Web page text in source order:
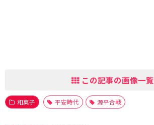
この記事の画像一覧
和菓子 平安時代 源平合戦